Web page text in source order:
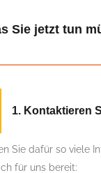
Sie jetzt tun
1. Kontaktieren
Sie dafür so viele
für uns bereit: